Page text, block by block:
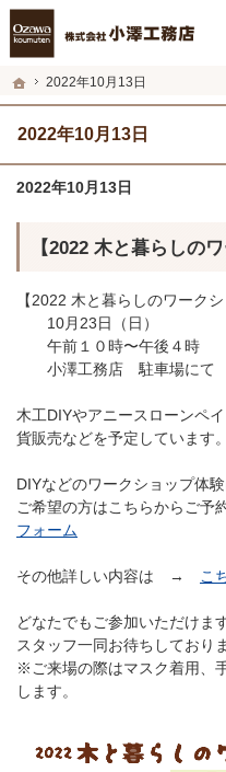
ホーム
2022年10月13日
2022年10月13日
プロの目線からご提案。福井市・鯖
福井市・鯖江市・坂井市の新築・注
2022年10月13日
【2022 木と暮らしの
【2022 木と暮らしのワークシ
10月23日（日）
午前１０時〜午後４時
小澤工務店 駐車場にて
木工DIYやアニースローンペ
貨販売などを予定しています。
DIYなどのワークショップ体
ご希望の方はこちらからご
フォーム
その他詳しい内容は → こ
どなたでもご参加いただけま
スタッフ一同お待ちしておりま
※ご来場の際はマスク着用、
します。